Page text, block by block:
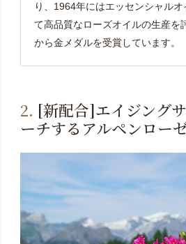
り、1964年にはエッセンシャル
て高品質なローズオイルの生産を
から金メダルを受賞しています。
2. [新配合]エイジング
ーチするアルペンロー